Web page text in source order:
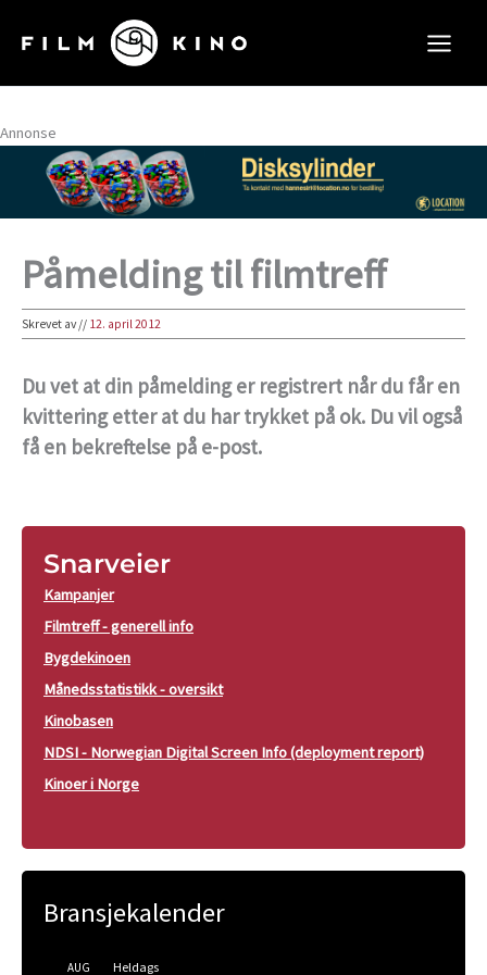
rett
innholdet
Annonse
Påmelding til filmtreff
Skrevet av// 12. april 2012
Du vet at din påmelding er registrert når du får en
kvittering etter at du har trykket på ok. Du vil også
få en bekreftelse på e-post.
Snarveier
Kampanjer
Filmtreff - generell info
Bygdekinoen
Månedsstatistikk - oversikt
Kinobasen
NDSI - Norwegian Digital Screen Info (deployment report)
Kinoer i Norge
Bransjekalender
AUG Heldags